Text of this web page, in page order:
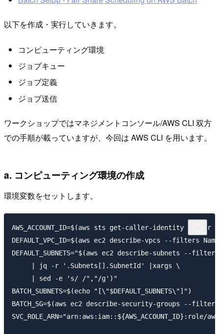
以下を作成・実行していきます。
コンピューティング環境
ジョブキュー
ジョブ定義
ジョブ送信
ワークショップではマネジメントコンソール/AWS CLI 双方
での手順が載っていますが、今回は AWS CLI を用います。
a. コンピューティング環境の作成
環境変数をセットします。
AWS_ACCOUNT_ID=$(aws sts get-caller-identity |jq -r
DEFAULT_VPC_ID=$(aws ec2 describe-vpcs --filters
DEFAULT_SUBNETS="$(aws ec2 describe-subnets --
     | jq -r '.Subnets[].SubnetId' |xargs \
     | sed -e 's/ /","/g')"
BATCH_SUBNETS=$(echo "[\"$DEFAULT_SUBNETS\"]")
BATCH_SG=$(aws ec2 describe-security-groups --